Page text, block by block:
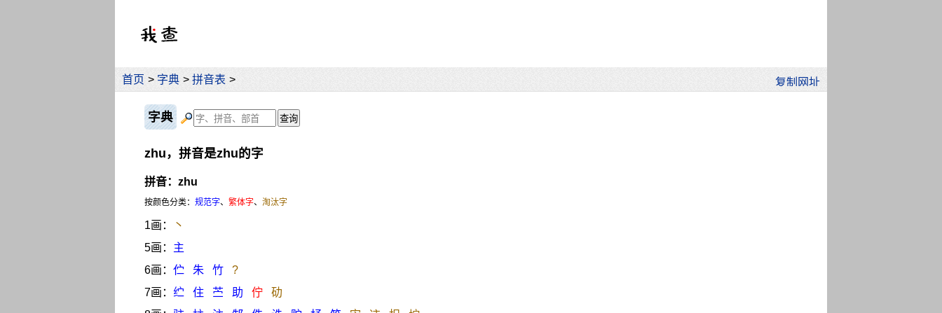
首页 > 字典 > 拼音表 >
字典
zhu，拼音是zhu的字
拼音：zhu
按颜色分类： 规范字、 繁体字、 淘汰字
1画：
丶
5画： 主
6画： 伫 朱 竹
?
7画： 纻 住 苎 助 佇
劯